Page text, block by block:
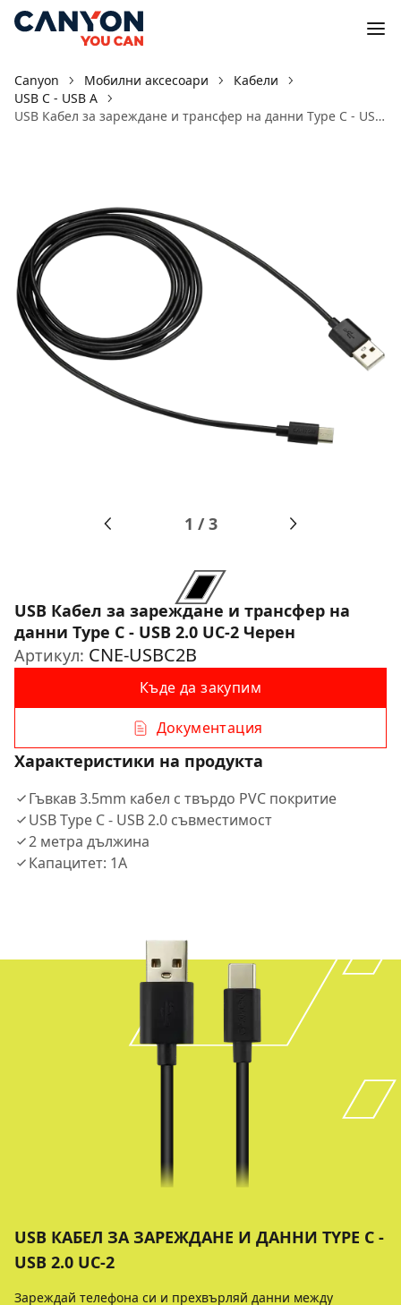
Canyon Мобилни аксесоари
Кабели
USB C - USB A
USB Кабел за зареждане и трансфер на данни Type C - USB 2.0 UC-2 Черен
1 /3
USB Кабел за зареждане и трансфер на
данни Type C - USB 2.0 UC-2 Черен
Артикул: CNE-USBC2B
Къде да закупим
Документация
Характеристики на продукта
Гъвкав 3.5mm кабел с твърдо PVC покритие
USB Type C - USB 2.0 съвместимост
2 метра дължина
Капацитет: 1A
USB КАБЕЛ ЗА ЗАРЕЖДАНЕ И ДАННИ TYPE C -
USB 2.0 UC-2
Зареждай телефона си и прехвърляй данни между